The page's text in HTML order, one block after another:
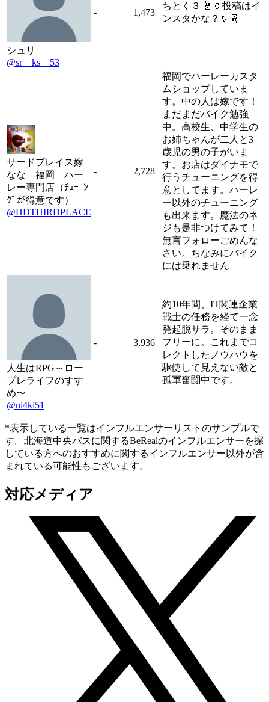
シュリ
@sr__ks__53
- 1,473
ちとく３ 🧬🏺投稿はイ
ンスタかな？🏺🧬
サードプレイス嫁
なな 福岡 ハー
レー専門店（ﾁｭｰﾆﾝ
ｸﾞが得意です）
@HDTHIRDPLACE
- 2,728
福岡でハーレーカスタ
ムショップしていま
す。中の人は嫁です！
まだまだバイク勉強
中。高校生、中学生の
お姉ちゃんが二人と3
歳児の男の子がいま
す。お店はダイナモで
行うチューニングを得
意としてます。ハーレ
ー以外のチューニング
も出来ます。魔法のネ
ジも是非つけてみて！
無言フォローごめんな
さい。ちなみにバイク
には乗れません
人生はRPG～ロー
プレライフのすす
め〜
@ni4ki51
- 3,936
約10年間、IT関連企業
戦士の任務を経て一念
発起脱サラ。そのまま
フリーに。これまでコ
レクトしたノウハウを
駆使して見えない敵と
孤軍奮闘中です。
*表示している一覧はインフルエンサーリストのサンプルで
す。北海道中央バスに関するBeRealのインフルエンサーを探
している方へのおすすめに関するインフルエンサー以外が含
まれている可能性もございます。
対応メディア